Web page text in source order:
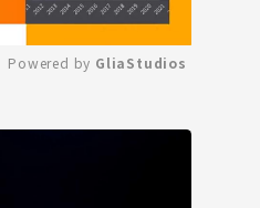
Mute
Powered by GliaStudios